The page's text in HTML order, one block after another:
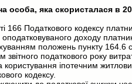
особа, яка скористалася в
166 Податкового кодексу
доходу
положень пункту 164.6
звітного податкового року
іпотечним
кодексу.